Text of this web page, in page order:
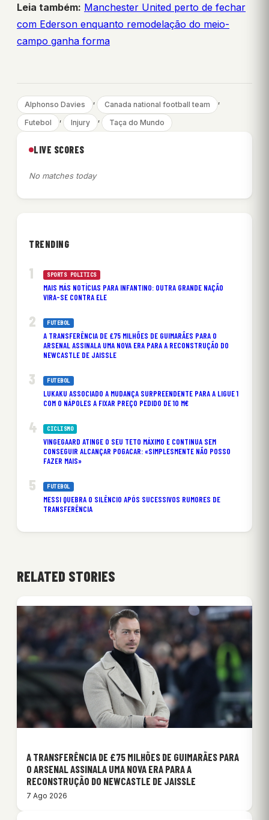
Leia também: Manchester United perto de fechar
com Ederson enquanto remodelação do meio-
campo ganha forma
Alphonso Davies , Canada national football team ,
Futebol , Injury , Taça do Mundo
LIVE SCORES
No matches today
TRENDING
SPORTS POLITICS
MAIS MÁS NOTÍCIAS PARA INFANTINO: OUTRA GRANDE NAÇÃO
VIRA-SE CONTRA ELE
FUTEBOL
A TRANSFERÊNCIA DE £75 MILHÕES DE GUIMARÃES PARA O
ARSENAL ASSINALA UMA NOVA ERA PARA A RECONSTRUÇÃO DO
NEWCASTLE DE JAISSLE
FUTEBOL
LUKAKU ASSOCIADO A MUDANÇA SURPREENDENTE PARA A LIGUE 1
COM O NÁPOLES A FIXAR PREÇO PEDIDO DE 10 M€
CICLISMO
VINGEGAARD ATINGE O SEU TETO MÁXIMO E CONTINUA SEM
CONSEGUIR ALCANÇAR POGACAR: «SIMPLESMENTE NÃO POSSO
FAZER MAIS»
FUTEBOL
MESSI QUEBRA O SILÊNCIO APÓS SUCESSIVOS RUMORES DE
TRANSFERÊNCIA
RELATED STORIES
A TRANSFERÊNCIA DE £75 MILHÕES DE GUIMARÃES PARA
O ARSENAL ASSINALA UMA NOVA ERA PARA A
RECONSTRUÇÃO DO NEWCASTLE DE JAISSLE
7 Ago 2026